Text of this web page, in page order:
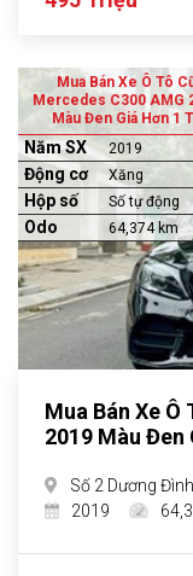
Mua Bán Xe Ô Tô
Mercedes C300 AMG
Màu Đen Giá Hơn 1
Năm SX 2019
Động cơ Xăng
Hộp số Số tự động
Odo 64,374 km
Mua Bán Xe Ô
2019 Màu Đen
Số 2 Dương
2019